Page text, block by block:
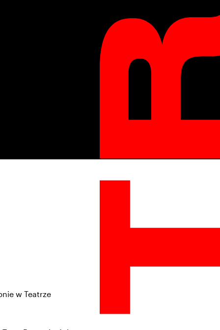
w Teatrze